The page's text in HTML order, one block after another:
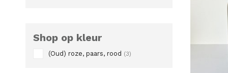
Shop op kleur
(Oud) roze, paars, rood (3)